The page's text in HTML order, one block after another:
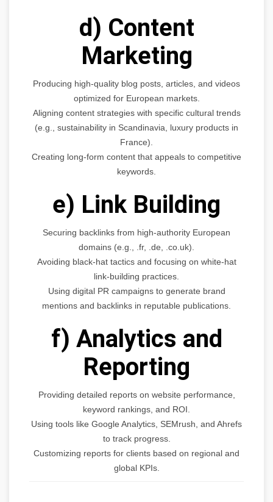
d) Content
Marketing
Producing high-quality blog posts, articles, and videos
optimized for European markets.
Aligning content strategies with specific cultural trends
(e.g., sustainability in Scandinavia, luxury products in
France).
Creating long-form content that appeals to competitive
keywords.
e) Link Building
Securing backlinks from high-authority European
domains (e.g., .fr, .de, .co.uk).
Avoiding black-hat tactics and focusing on white-hat
link-building practices.
Using digital PR campaigns to generate brand
mentions and backlinks in reputable publications.
f) Analytics and
Reporting
Providing detailed reports on website performance,
keyword rankings, and ROI.
Using tools like Google Analytics, SEMrush, and Ahrefs
to track progress.
Customizing reports for clients based on regional and
global KPIs.